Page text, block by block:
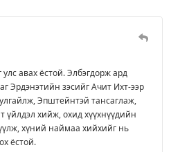
авах ёстой. Элбэгдорж ард
Эрдэнэтийн зэсийг Ачит Ихт-ээр
Эпштейнтэй тансаглаж,
үйлдэл хийж, охид хүүхнүүдийн
хүний наймаа хийхийг нь
ёстой.